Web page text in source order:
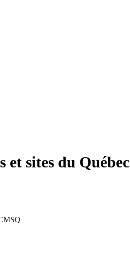
et sites du Québec